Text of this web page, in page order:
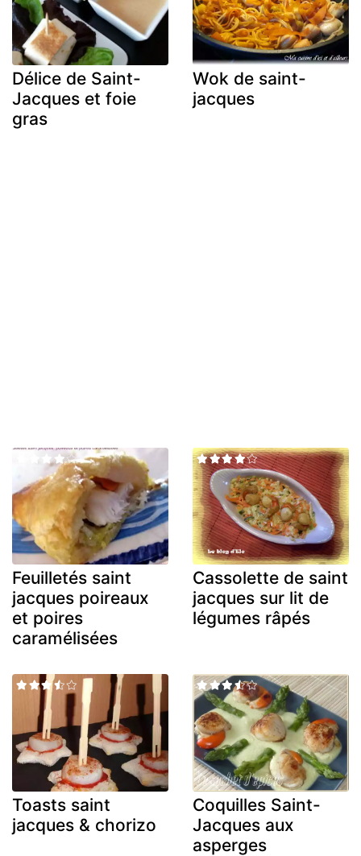
Délice de Saint-
Jacques et foie
gras
Wok de saint-
jacques
Feuilletés saint
jacques poireaux
et poires
caramélisées
Cassolette de saint
jacques sur lit de
légumes râpés
Toasts saint
jacques & chorizo
Coquilles Saint-
Jacques aux
asperges